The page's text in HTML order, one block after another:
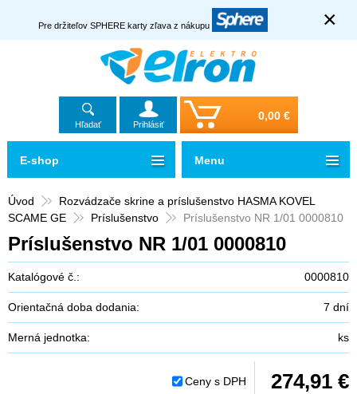
Pre držiteľov SPHERE karty zľava z nákupu ×
Hľadať Prihlásiť
0,00 €
Úvod
Rozvádzače skrine a príslušenstvo HASMA KOVEL
SCAME GE
Príslušenstvo Príslušenstvo NR 1/01 0000810
Príslušenstvo NR 1/01 0000810
Katalógové č.: 0000810
Orientačná doba dodania: 7 dní
Merná jednotka: ks
Ceny s DPH 274,91 €
E-shop Menu